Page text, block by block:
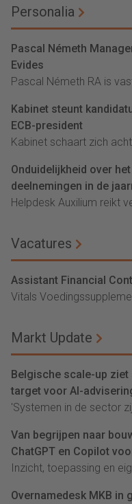
Personalia
Pascal Németh
Evides
Pascal Németh RA is
Kabinet steunt
ECB-president
Kabinet schaart zich
Onduidelijkheid over
deelnemingen in de
Helpdesk Auxilium reikt
Vacatures
Assistant Financial
Vitals
Markt Update
Belgische scale-up
target voor AI-
'Systemen in de sector
Van begrijpen naar
ChatGPT en Copilot
Inzicht, toepassing en
Overnamedesk MKB in